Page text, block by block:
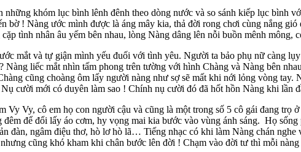
khóm lục bình lênh đênh theo dòng nước và so sánh kiếp lục bình
bờ ! Nàng ước mình được là áng mây kia, thả đời rong chơi cùng nắng
tình nhân âu yếm bên nhau, lòng Nàng dâng lên nỗi buồn mênh mông,
và tự giận mình yếu đuối với tình yêu. Người ta bảo phụ nữ càng lụy
liếc mắt nhìn tấm phong trên tường với hình Chàng và Nàng bên
cũng choàng ôm lấy người nàng như sợ sẽ mất khi nới lỏng vòng
cười mới có duyên làm sao ! Chính nụ cười đó đã hốt hồn Nàng khi lần
Vy, cô em họ con người cậu và cũng là một trong số 5 cô gái đang trọ ở
để đổi lấy áo cơm, hy vọng mai kia bước vào vùng ánh sáng. Họ
đàn, ngâm điệu thơ, hò lơ hò lã… Tiếng nhạc có khi làm Nàng chán
cũng khó kham khi chân bước lên đời ! Chạm vào đời tư thì mỗi